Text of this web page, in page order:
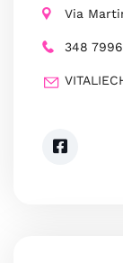
Via
348